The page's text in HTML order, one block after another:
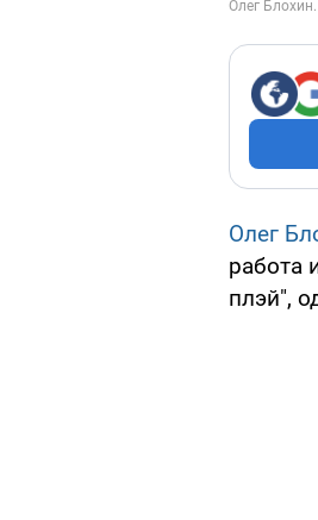
Олег
работа
плэй",